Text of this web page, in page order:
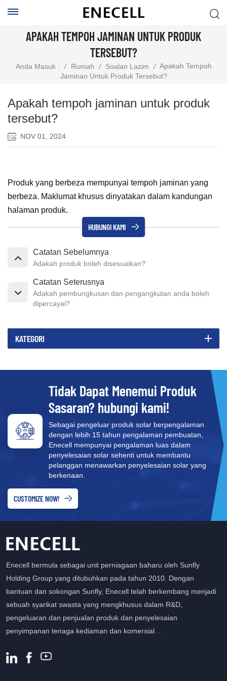
APAKAH TEMPOH JAMINAN UNTUK PRODUK
TERSEBUT?
Anda Masuk : / Rumah / Soalan Lazim / Apakah Tempoh
Jaminan Untuk Produk Tersebut?
Apakah tempoh jaminan untuk produk
tersebut?
NOV 01, 2024
Produk yang berbeza mempunyai tempoh jaminan yang
berbeza. Maklumat khusus dinyatakan dalam kandungan
halaman produk.
HUBUNGI KAMI
Catatan Sebelumnya
Adakah produk boleh disesuaikan?
Catatan Seterusnya
Adakah pembungkusan dan pengangkutan anda boleh
dipercayai?
KATEGORI
Tidak Dapat Menemui Produk
Sasaran? hubungi kami!
Sebagai pengeluar produk solar berpengalaman
dengan lebih 15 tahun pengalaman pembuatan,
Enecell mempunyai pengalaman luas dalam
penyelesaian solar sehenti untuk membantu
pelanggan menawarkan penyelesaian solar yang
berkenaan.
CUSTOMIZE NOW!
Enecell bermula sebagai unit perniagaan baharu oleh Sunfly
Holding Group yang ditubuhkan pada tahun 2010. Dengan
bantuan dan sokongan Sunfly, Enecell telah berkembang menjadi
sebuah syarikat swasta yang mengkhusus dalam R&D,
pengeluaran dan penjualan produk dan penyelesaian
penyimpanan tenaga kediaman dan komersial. .